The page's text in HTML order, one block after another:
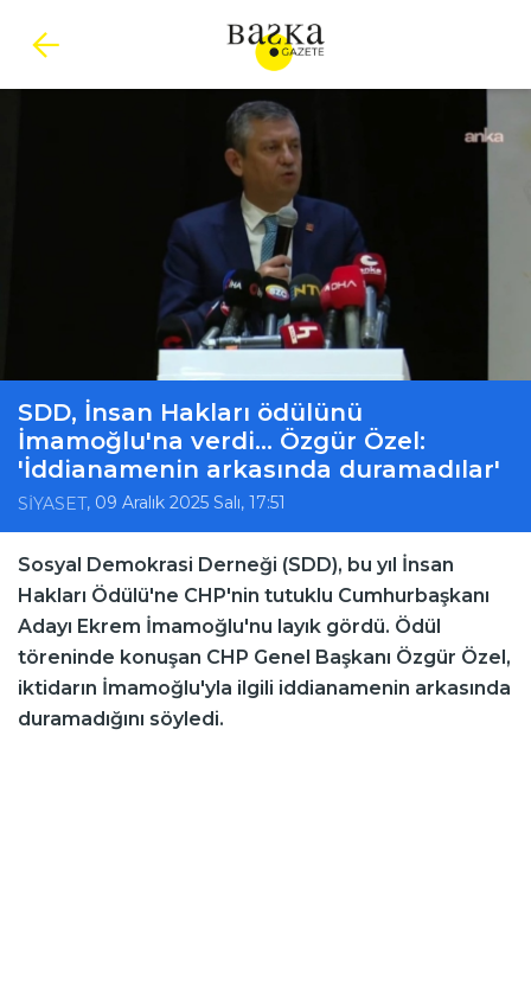
SDD, İnsan Hakları ödülünü
İmamoğlu'na verdi... Özgür Özel:
'İddianamenin arkasında duramadılar'
SİYASET, 09 Aralık 2025 Salı, 17:51
Sosyal Demokrasi Derneği (SDD), bu yıl İnsan
Hakları Ödülü'ne CHP'nin tutuklu Cumhurbaşkanı
Adayı Ekrem İmamoğlu'nu layık gördü. Ödül
töreninde konuşan CHP Genel Başkanı Özgür Özel,
iktidarın İmamoğlu'yla ilgili iddianamenin arkasında
duramadığını söyledi.